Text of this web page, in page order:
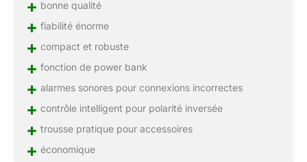
+ bonne qualité
+ fiabilité énorme
+ compact et robuste
+ fonction de power bank
+ alarmes sonores pour connexions incorrectes
+ contrôle intelligent pour polarité inversée
+ trousse pratique pour accessoires
+ économique